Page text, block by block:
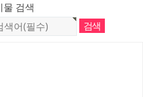
물 검색